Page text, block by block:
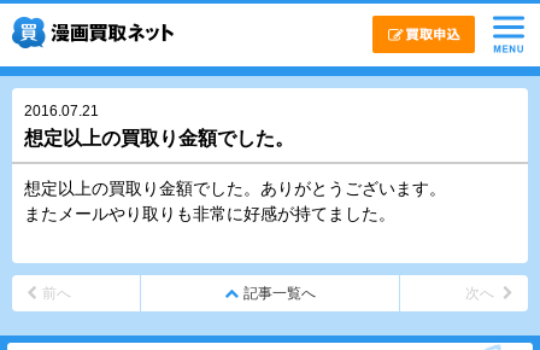
2016.07.21
想定以上の買取り金額でした。
想定以上の買取り金額でした。ありがとうございます。
またメールやり取りも非常に好感が持てました。
前へ 記事一覧へ 次へ